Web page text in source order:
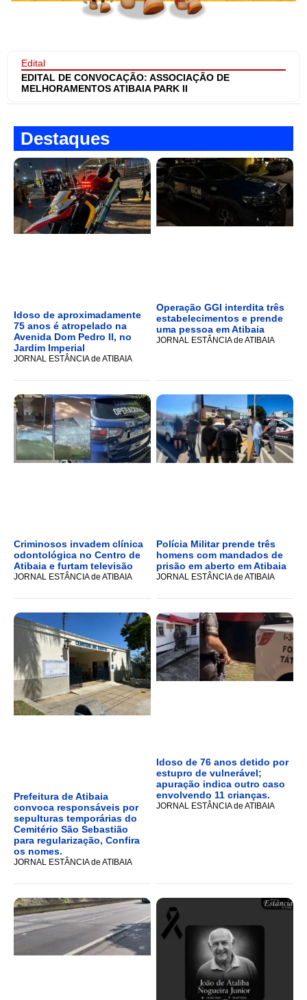
Edital
EDITAL DE CONVOCAÇÃO: ASSOCIAÇÃO DE
MELHORAMENTOS ATIBAIA PARK II
Destaques
Idoso de aproximadamente
75 anos é atropelado na
Avenida Dom Pedro II, no
Jardim Imperial
JORNAL ESTÂNCIA de ATIBAIA
Operação GGI interdita três
estabelecimentos e prende
uma pessoa em Atibaia
JORNAL ESTÂNCIA de ATIBAIA
Criminosos invadem clínica
odontológica no Centro de
Atibaia e furtam televisão
JORNAL ESTÂNCIA de ATIBAIA
Polícia Militar prende três
homens com mandados de
prisão em aberto em Atibaia
JORNAL ESTÂNCIA de ATIBAIA
Prefeitura de Atibaia
convoca responsáveis por
sepulturas temporárias do
Cemitério São Sebastião
para regularização, Confira
os nomes.
JORNAL ESTÂNCIA de ATIBAIA
Idoso de 76 anos detido por
estupro de vulnerável;
apuração indica outro caso
envolvendo 11 crianças.
JORNAL ESTÂNCIA de ATIBAIA